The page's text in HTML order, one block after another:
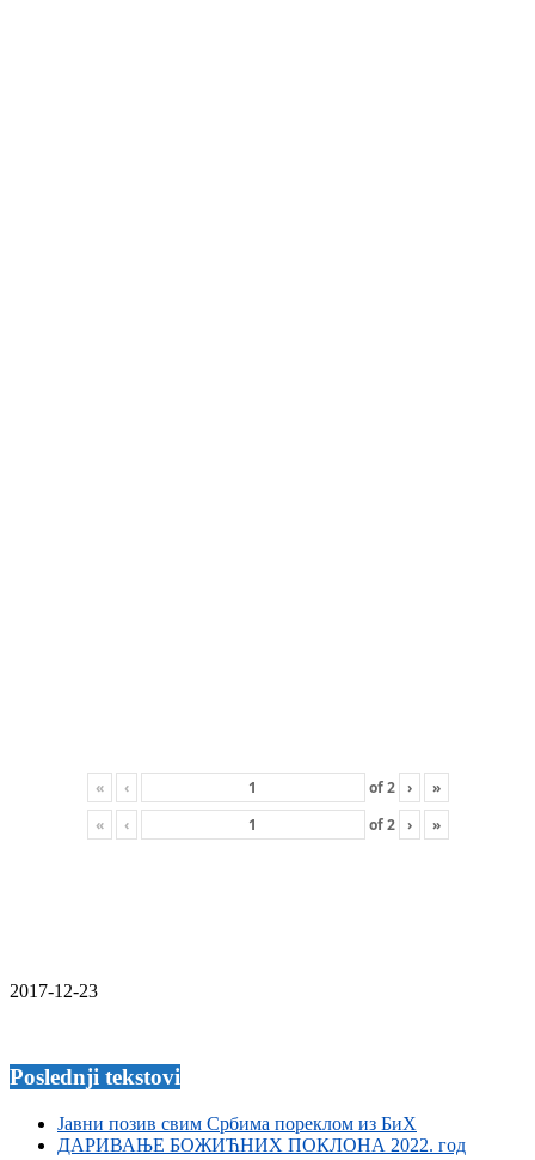
« ‹ of2 ›
»
«
‹ of2 › »
2017-12-23
Poslednji tekstovi
Јавни позив свим Србима пореклом из БиХ
ДАРИВАЊЕ БОЖИЋНИХ ПОКЛОНА 2022. год